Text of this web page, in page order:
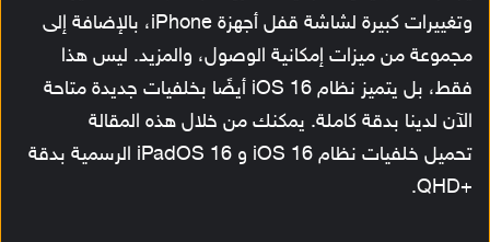
وتغييرات كبيرة لشاشة قفل أجهزة iPhone، بالإضافة إلى
مجموعة من ميزات إمكانية الوصول، والمزيد. ليس هذا
فقط، بل يتميز نظام iOS 16 أيضًا بخلفيات جديدة متاحة
الآن لدينا بدقة كاملة. يمكنك من خلال هذه المقالة
تحميل خلفيات نظام iOS 16 و iPadOS 16 الرسمية بدقة
+QHD.